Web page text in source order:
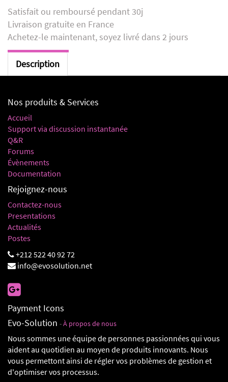
Satisfait ou remboursé pendant 30j
Livraison gratuite en France
Achetez-le maintenant, soyez livré dans 2 jours
Description
Nos produits & Services
Accueil
Support via discussion instantanée
Q&R
Forums
Évènements
Documentation
Rejoignez-nous
Contactez-nous
Presentations
Actualités
Postes
+212 522 40 92 72
info@evosolution.net
Payment Icons
Evo-Solution -À propos de nous
Nous sommes une équipe de personnes passionnées qui vous
aident au quotidien au moyen de produits innovants. Nous
vous permettont ainsi de régler vos problèmes de gestion et
d'optimiser vos processus.